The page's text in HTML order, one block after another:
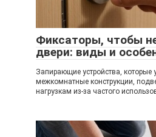
Фиксаторы, чтобы
двери: виды и
Запирающие устройства, которые
межкомнатные конструкции,
нагрузкам из-за частого